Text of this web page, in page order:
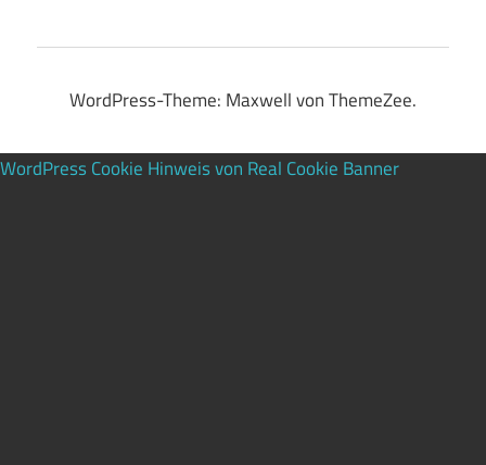
WordPress-Theme: Maxwell von ThemeZee.
WordPress Cookie Hinweis von Real Cookie Banner